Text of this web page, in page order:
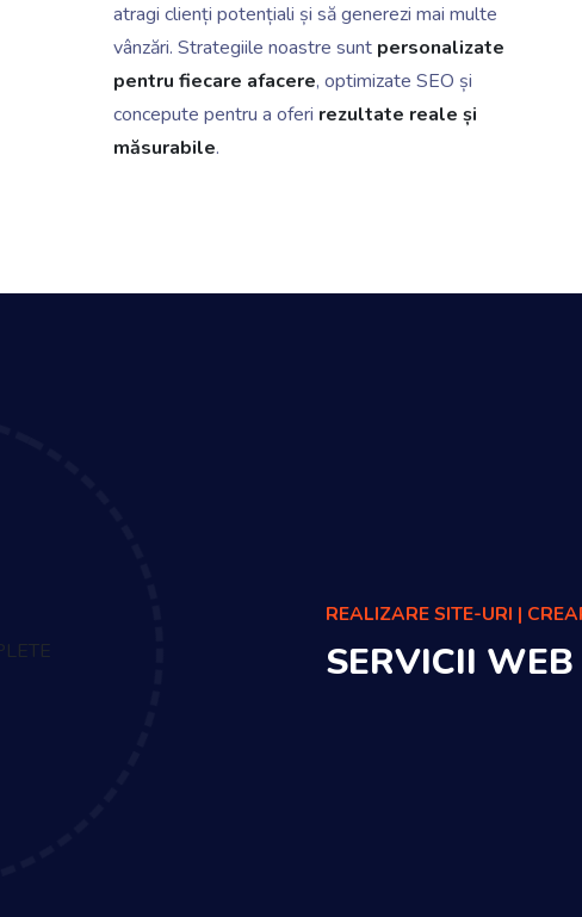
atragi clienți potențiali și să generezi mai multe
vânzări. Strategiile noastre sunt personalizate
pentru fiecare afacere, optimizate SEO și
concepute pentru a oferi rezultate reale și
măsurabile.
REALIZARE SITE-URI |
SERVICII